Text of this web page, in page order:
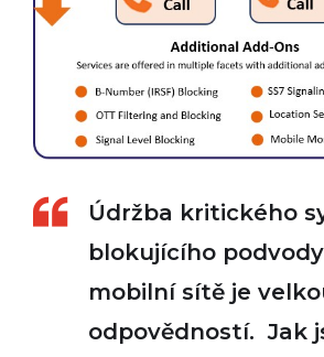
Údržba kritického
blokujícího
mobilní sítě je
odpovědností. Jak